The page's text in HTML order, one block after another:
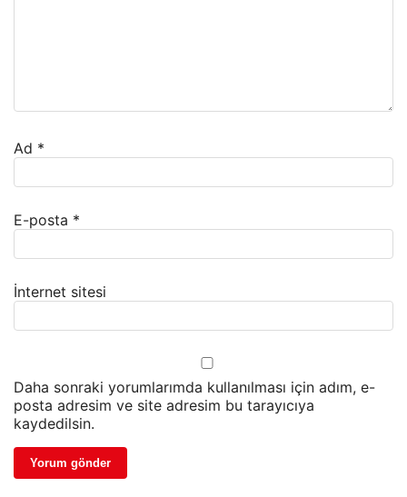
Ad *
E-posta *
İnternet sitesi
Daha sonraki yorumlarımda kullanılması için adım, e-
posta adresim ve site adresim bu tarayıcıya
kaydedilsin.